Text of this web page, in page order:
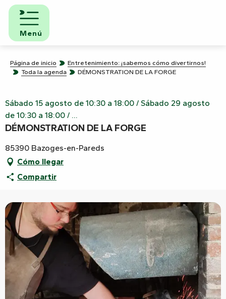
Aller
contenu
principal
Menú
Página de inicio
Entretenimiento: ¡sabemos cómo divertirnos!
Toda la agenda
DÉMONSTRATION DE LA FORGE
Sábado 15 agosto de 10:30 a 18:00 / Sábado 29 agosto
de 10:30 a 18:00 / ...
DÉMONSTRATION DE LA FORGE
85390 Bazoges-en-Pareds
Cómo llegar
Compartir